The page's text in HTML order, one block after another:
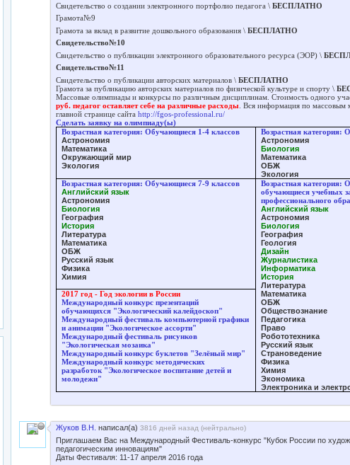
Свидетельство о создании электронного портфолио педагога \ БЕСПЛАТНО
Грамота№9
Грамота за вклад в развитие дошкольного образования \ БЕСПЛАТНО
Свидетельство№10
Свидетельство о публикации электронного образовательного ресурса (ЭОР) \
Свидетельство№11
Свидетельство о публикации авторских материалов \ БЕСПЛАТНО
Грамота за публикацию авторских материалов по физической культуре и спорту \
Массовые олимпиады и конкурсы по различным дисциплинам. Стоимость одного
руб. педагог оставляет себе на различные расходы . Вся информация по массовым
главной странице сайта http://fgos-professional.ru/
Сделать заявку на олимпиаду(ы)
Возрастная категория: Обучающиеся 1-4 классов
Астрономия
Математика
Окружающий мир
Экология
Возрастная категория:
Астрономия
Биология
Математика
ОБЖ
Экология
Возрастная категория: Обучающиеся 7-9 классов
Английский язык
Астрономия
Биология
География
История
Литература
Математика
ОБЖ
Русский язык
Физика
Химия
Возрастная категория:
обучающиеся учебных
профессионального
Английский язык
Астрономия
Биология
География
Геология
Дизайн
Журналистика
Информатика
История
Литература
Математика
ОБЖ
Обществознание
Педагогика
Право
Робототехника
Русский язык
Страноведение
Физика
Химия
Экономика
Электроника и
2017 год - Год экологии в России
Международный конкурс презентаций
обучающихся "Экологический калейдоскоп"
Международный фестиваль компьютерной графики
и анимации "Экологическое ассорти"
Международный фестиваль рисунков
"Экологическая мозаика"
Международный конкурс буклетов "Зелёный мир"
Международный конкурс методических
разработок "Экологическое воспитание детей и
молодежи"
Жуков В.Н. написал(а) 3816 дней назад (нейтрально)
Приглашаем Вас на Международный Фестиваль-конкурс "Кубок России по
педагогическим инновациям"
Даты Фестиваля: 11-17 апреля 2016 года